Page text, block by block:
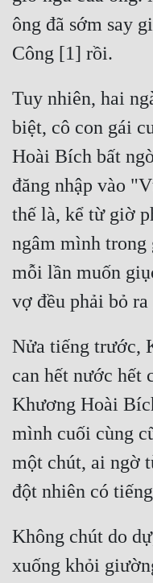
Cung Đấu
Cạnh Kỹ
Cổ Đại
Dã Sử
Dị Giới
Dị Năng
Gia Đấu
Góc Nhìn Nam
Góc Nhìn Nữ
Huyền Huyễn
Huyền Nghi
Huyền Ảo
Hài Hước
Hệ Thống
Học Đường
Khoa Huyễn
ông đã sớm say
Tuy nhiên, hai
biệt, cô con gái
Hoài Bích bất
đăng nhập vào
thế là, kể từ giờ
ngâm mình trong
mỗi lần muốn
Nửa tiếng trước,
can hết nước hết
Khương Hoài
mình cuối cùng
một chút, ai ngờ
Không chút do
xuống khỏi